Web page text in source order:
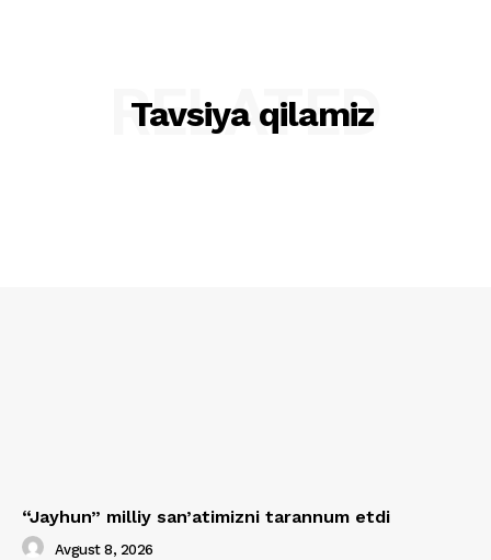
Tavsiya qilamiz
RELATED
“Jayhun” milliy san’atimizni tarannum etdi
Avgust 8, 2026